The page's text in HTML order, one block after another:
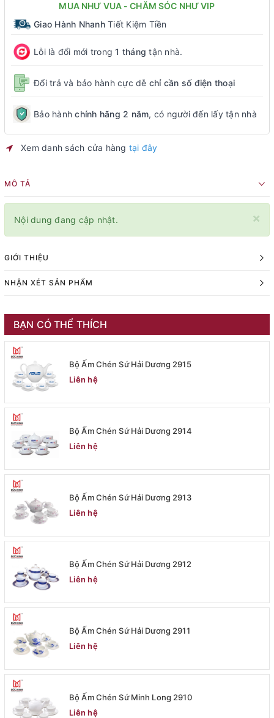
MUA NHƯ VUA - CHĂM SÓC NHƯ VIP
Giao Hành NhanhTiết Kiệm Tiền
Lỗi là đổi mới trong1 tháng tận nhà.
Đổi trả và bảo hành cực dễ chỉ cần số điện thoại
Bảo hànhchính hãng 2 năm, có người đến lấy tận nhà
Xem danh sách cửa hàng tại đây
MÔ TẢ
×
Nội dung đang cập nhật.
GIỚI THIỆU
NHẬN XÉT SẢN PHẨM
BẠN CÓ THỂ THÍCH
Bộ Ấm Chén Sứ Hải Dương 2915
Liên hệ
Bộ Ấm Chén Sứ Hải Dương 2914
Liên hệ
Bộ Ấm Chén Sứ Hải Dương 2913
Liên hệ
Bộ Ấm Chén Sứ Hải Dương 2912
Liên hệ
Bộ Ấm Chén Sứ Hải Dương 2911
Liên hệ
Bộ Ấm Chén Sứ Minh Long 2910
Liên hệ